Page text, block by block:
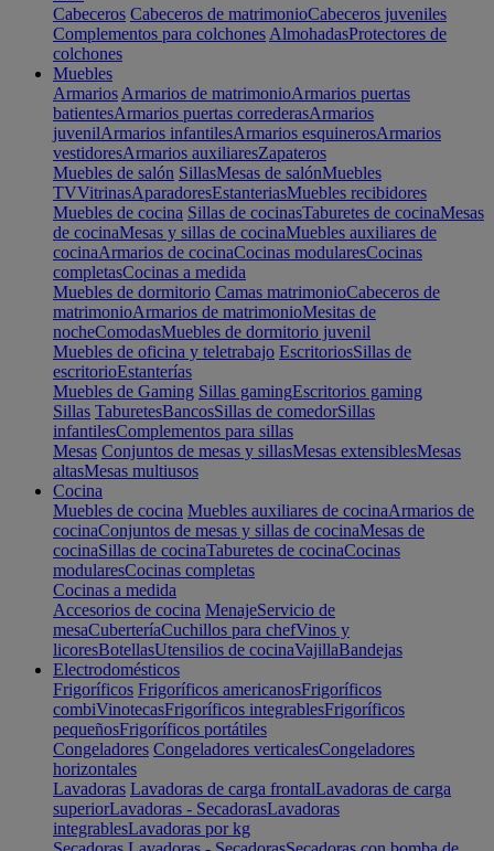
Cabeceros Cabeceros de matrimonioCabeceros juveniles
Complementos para colchones AlmohadasProtectores de
colchones
Muebles
Armarios Armarios de matrimonioArmarios puertas
batientesArmarios puertas correderasArmarios
juvenilArmarios infantilesArmarios esquinerosArmarios
vestidoresArmarios auxiliaresZapateros
Muebles de salón SillasMesas de salónMuebles
TVVitrinasAparadoresEstanteriasMuebles recibidores
Muebles de cocina Sillas de cocinasTaburetes de cocinaMesas
de cocinaMesas y sillas de cocinaMuebles auxiliares de
cocinaArmarios de cocinaCocinas modularesCocinas
completasCocinas a medida
Muebles de dormitorio Camas matrimonioCabeceros de
matrimonioArmarios de matrimonioMesitas de
nocheComodasMuebles de dormitorio juvenil
Muebles de oficina y teletrabajo EscritoriosSillas de
escritorioEstanterías
Muebles de Gaming Sillas gamingEscritorios gaming
Sillas TaburetesBancosSillas de comedorSillas
infantilesComplementos para sillas
Mesas Conjuntos de mesas y sillasMesas extensiblesMesas
altasMesas multiusos
Cocina
Muebles de cocina Muebles auxiliares de cocinaArmarios de
cocinaConjuntos de mesas y sillas de cocinaMesas de
cocinaSillas de cocinaTaburetes de cocinaCocinas
modularesCocinas completas
Cocinas a medida
Accesorios de cocina MenajeServicio de
mesaCuberteríaCuchillos para chefVinos y
licoresBotellasUtensilios de cocinaVajillaBandejas
Electrodomésticos
Frigoríficos Frigoríficos americanosFrigoríficos
combiVinotecasFrigoríficos integrablesFrigoríficos
pequeñosFrigoríficos portátiles
Congeladores Congeladores verticalesCongeladores
horizontales
Lavadoras Lavadoras de carga frontalLavadoras de carga
superiorLavadoras - SecadorasLavadoras
integrablesLavadoras por kg